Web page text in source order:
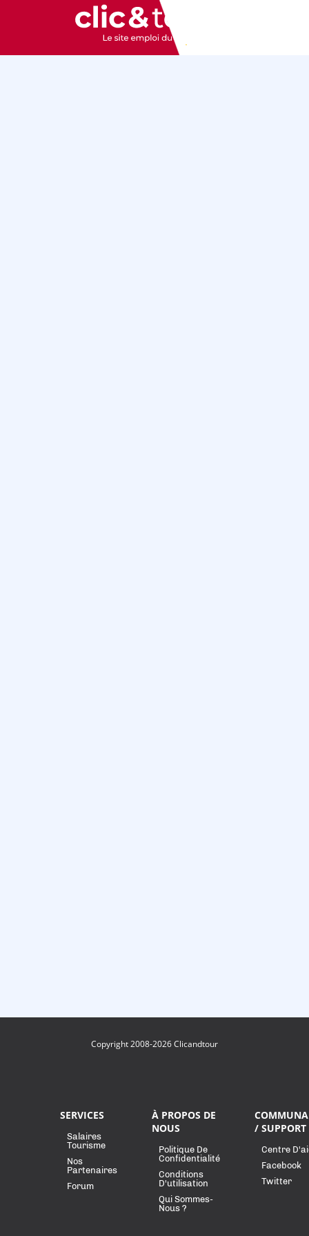
Copyright 2008-2026 Clicandtour
SERVICES
Salaires
Tourisme
Nos
Partenaires
Forum
À PROPOS DE
NOUS
Politique De
Confidentialité
Conditions
D'utilisation
Qui Sommes-
Nous ?
/ SUPPORT
Centre
Facebook
Twitter